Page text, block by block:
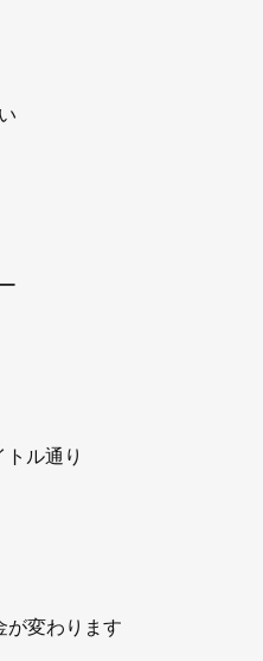
ル通り
が変わります